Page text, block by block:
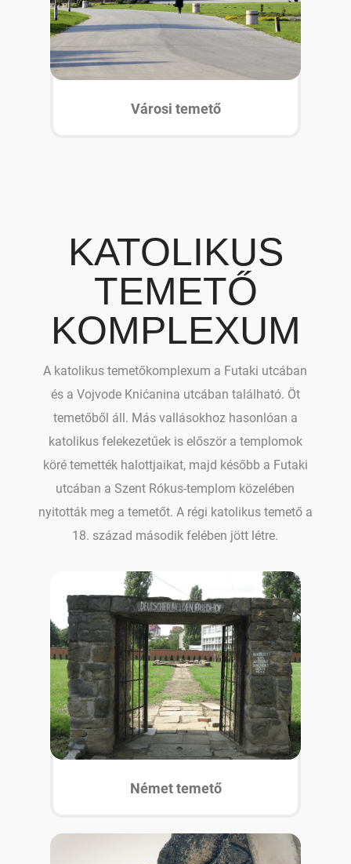
Városi temető
KATOLIKUS
TEMETŐ
KOMPLEXUM
A katolikus temetőkomplexum a Futaki utcában
és a Vojvode Knićanina utcában található. Öt
temetőből áll. Más vallásokhoz hasonlóan a
katolikus felekezetűek is először a templomok
köré temették halottjaikat, majd később a Futaki
utcában a Szent Rókus-templom közelében
nyitották meg a temetőt. A régi katolikus temető a
18. század második felében jött létre.
Német temető